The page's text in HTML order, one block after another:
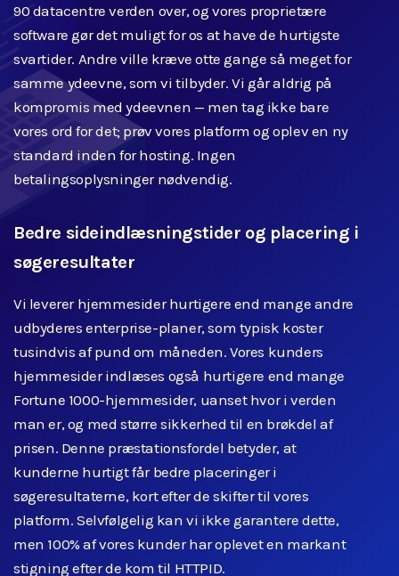
90 datacentre verden over, og vores proprietære
software gør det muligt for os at have de hurtigste
svartider. Andre ville kræve otte gange så meget for
samme ydeevne, som vi tilbyder. Vi går aldrig på
kompromis med ydeevnen — men tag ikke bare
vores ord for det; prøv vores platform og oplev en ny
standard inden for hosting. Ingen
betalingsoplysninger nødvendig.
Bedre sideindlæsningstider og placering i
søgeresultater
Vi leverer hjemmesider hurtigere end mange andre
udbyderes enterprise-planer, som typisk koster
tusindvis af pund om måneden. Vores kunders
hjemmesider indlæses også hurtigere end mange
Fortune 1000-hjemmesider, uanset hvor i verden
man er, og med større sikkerhed til en brøkdel af
prisen. Denne præstationsfordel betyder, at
kunderne hurtigt får bedre placeringer i
søgeresultaterne, kort efter de skifter til vores
platform. Selvfølgelig kan vi ikke garantere dette,
men 100% af vores kunder har oplevet en markant
stigning efter de kom til HTTPID.